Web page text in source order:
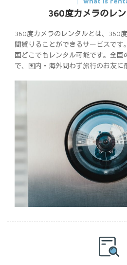
360度カメラのレ
360度カメラのレンタルとは、360
間貸りることができるサービスです
国どこでもレンタル可能です。全国
で、国内・海外問わず旅行のお友に